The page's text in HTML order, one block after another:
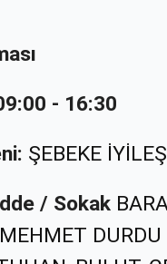
- 16:30
ŞEBEKE
/ Sokak